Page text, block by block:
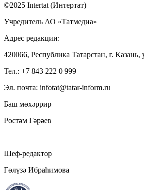
©2025 Intertat (Интертат)
Учредитель АО «Татмедиа»
Адрес редакции:
420066, Республика Татарстан, г. Казань,
Тел.: +7 843 222 0 999
Эл. почта: infotat@tatar-inform.ru
Баш мөхәррир
Рөстәм Гәрәев
Шеф-редактор
Гөлүзә Ибраһимова